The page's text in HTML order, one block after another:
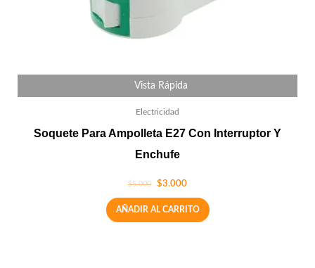
Vista Rápida
Electricidad
Soquete Para Ampolleta E27 Con Interruptor Y
Enchufe
$5.000 $3.000
AÑADIR AL CARRITO